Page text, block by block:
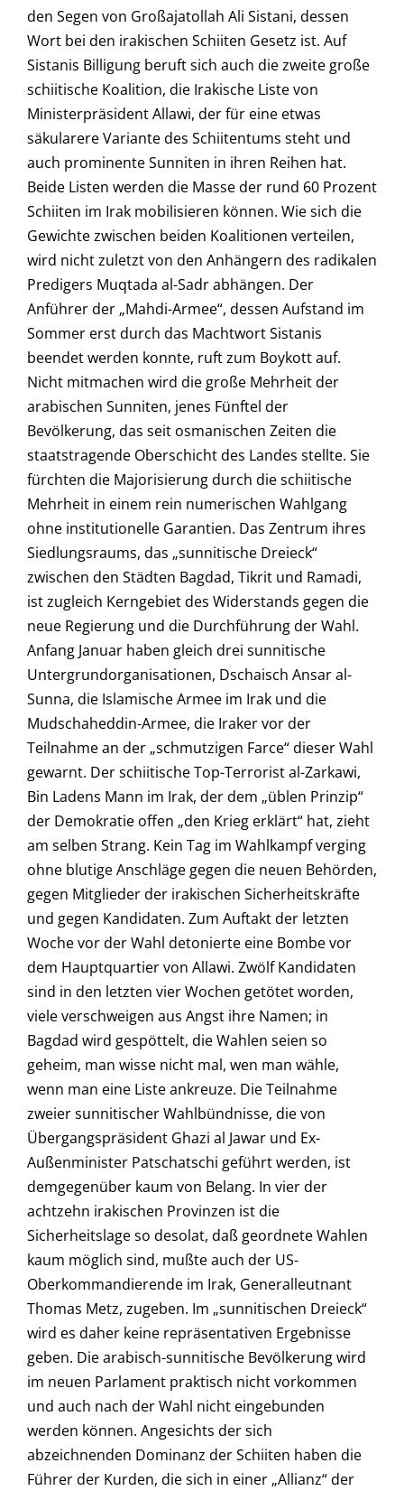
den Segen von Großajatollah Ali Sistani, dessen
Wort bei den irakischen Schiiten Gesetz ist. Auf
Sistanis Billigung beruft sich auch die zweite große
schiitische Koalition, die Irakische Liste von
Ministerpräsident Allawi, der für eine etwas
säkularere Variante des Schiitentums steht und
auch prominente Sunniten in ihren Reihen hat.
Beide Listen werden die Masse der rund 60 Prozent
Schiiten im Irak mobilisieren können. Wie sich die
Gewichte zwischen beiden Koalitionen verteilen,
wird nicht zuletzt von den Anhängern des radikalen
Predigers Muqtada al-Sadr abhängen. Der
Anführer der „Mahdi-Armee“, dessen Aufstand im
Sommer erst durch das Machtwort Sistanis
beendet werden konnte, ruft zum Boykott auf.
Nicht mitmachen wird die große Mehrheit der
arabischen Sunniten, jenes Fünftel der
Bevölkerung, das seit osmanischen Zeiten die
staatstragende Oberschicht des Landes stellte. Sie
fürchten die Majorisierung durch die schiitische
Mehrheit in einem rein numerischen Wahlgang
ohne institutionelle Garantien. Das Zentrum ihres
Siedlungsraums, das „sunnitische Dreieck“
zwischen den Städten Bagdad, Tikrit und Ramadi,
ist zugleich Kerngebiet des Widerstands gegen die
neue Regierung und die Durchführung der Wahl.
Anfang Januar haben gleich drei sunnitische
Untergrundorganisationen, Dschaisch Ansar al-
Sunna, die Islamische Armee im Irak und die
Mudschaheddin-Armee, die Iraker vor der
Teilnahme an der „schmutzigen Farce“ dieser Wahl
gewarnt. Der schiitische Top-Terrorist al-Zarkawi,
Bin Ladens Mann im Irak, der dem „üblen Prinzip“
der Demokratie offen „den Krieg erklärt“ hat, zieht
am selben Strang. Kein Tag im Wahlkampf verging
ohne blutige Anschläge gegen die neuen Behörden,
gegen Mitglieder der irakischen Sicherheitskräfte
und gegen Kandidaten. Zum Auftakt der letzten
Woche vor der Wahl detonierte eine Bombe vor
dem Hauptquartier von Allawi. Zwölf Kandidaten
sind in den letzten vier Wochen getötet worden,
viele verschweigen aus Angst ihre Namen; in
Bagdad wird gespöttelt, die Wahlen seien so
geheim, man wisse nicht mal, wen man wähle,
wenn man eine Liste ankreuze. Die Teilnahme
zweier sunnitischer Wahlbündnisse, die von
Übergangspräsident Ghazi al Jawar und Ex-
Außenminister Patschatschi geführt werden, ist
demgegenüber kaum von Belang. In vier der
achtzehn irakischen Provinzen ist die
Sicherheitslage so desolat, daß geordnete Wahlen
kaum möglich sind, mußte auch der US-
Oberkommandierende im Irak, Generalleutnant
Thomas Metz, zugeben. Im „sunnitischen Dreieck“
wird es daher keine repräsentativen Ergebnisse
geben. Die arabisch-sunnitische Bevölkerung wird
im neuen Parlament praktisch nicht vorkommen
und auch nach der Wahl nicht eingebunden
werden können. Angesichts der sich
abzeichnenden Dominanz der Schiiten haben die
Führer der Kurden, die sich in einer „Allianz“ der